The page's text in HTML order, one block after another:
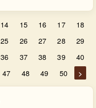
14 15 16 17
18
25 26 27 28
29
36 37 38 39
40
47 48 49 50 >